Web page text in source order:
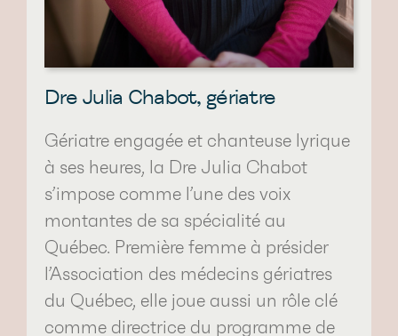
Dre Julia Chabot, gériatre
Gériatre engagée et chanteuse lyrique
à ses heures, la Dre Julia Chabot
s’impose comme l’une des voix
montantes de sa spécialité au
Québec. Première femme à présider
l’Association des médecins gériatres
du Québec, elle joue aussi un rôle clé
comme directrice du programme de